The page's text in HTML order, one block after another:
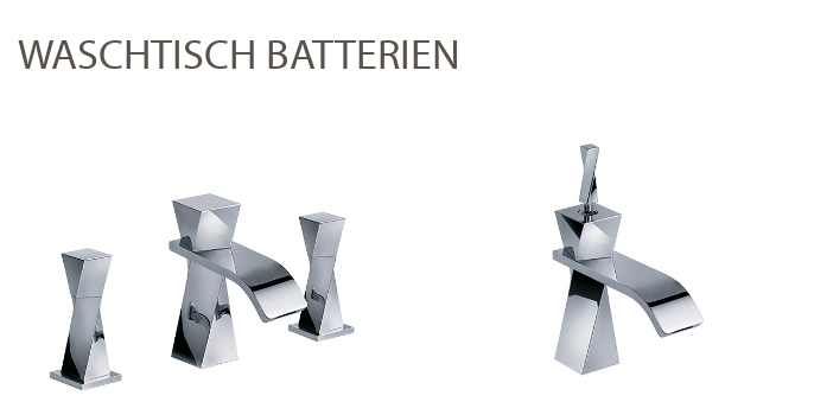
WASCHTISCH BATTERIEN